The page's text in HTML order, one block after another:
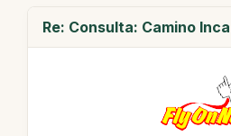
Re: Consulta: Camino